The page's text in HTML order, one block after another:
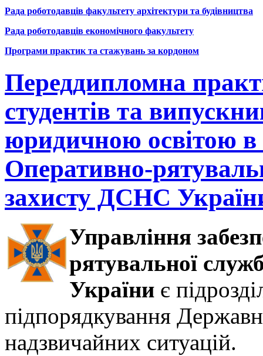
Рада роботодавців факультету архітектури та будівництва
Рада роботодавців економічного факультету
Програми практик та стажувань за кордоном
Переддипломна
студентів та
юридичною освітою в
Оперативно-
захисту ДСНС
Управління
рятувальної
України є
підпорядкування
надзвичайних ситуацій.